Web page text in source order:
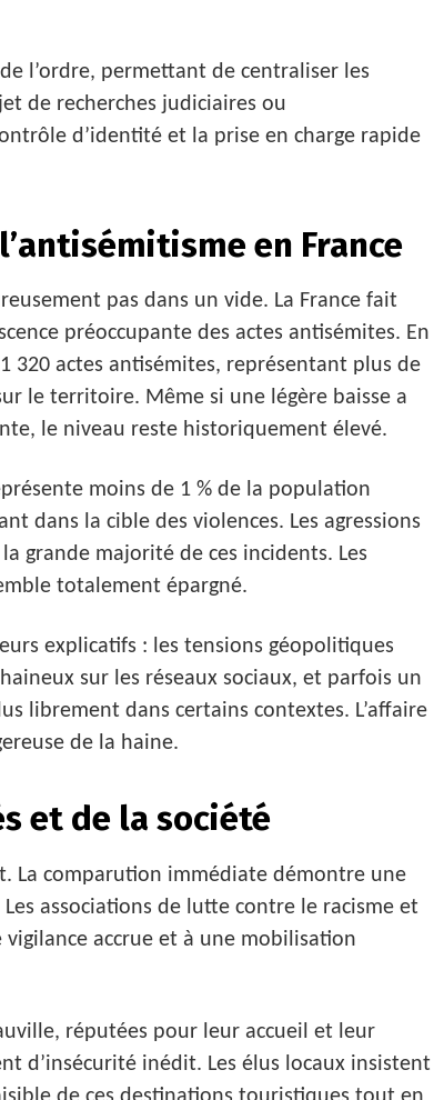
l’ordre, permettant de centraliser les
de recherches judiciaires ou
d’identité et la prise en charge rapide
en France
pas dans un vide. La France fait
préoccupante des actes antisémites. En
320 actes antisémites, représentant plus de
le territoire. Même si une légère baisse a
le niveau reste historiquement élevé.
moins de 1 % de la population
dans la cible des violences. Les agressions
grande majorité de ces incidents. Les
totalement épargné.
explicatifs : les tensions géopolitiques
sur les réseaux sociaux, et parfois un
librement dans certains contextes. L’affaire
de la haine.
et de la société
La comparution immédiate démontre une
associations de lutte contre le racisme et
vigilance accrue et à une mobilisation
réputées pour leur accueil et leur
d’insécurité inédit. Les élus locaux insistent